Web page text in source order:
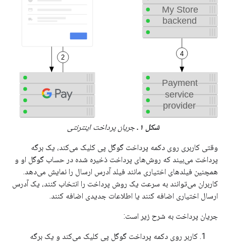
شکل ۱. جریان پرداخت اینترنتی
وقتی کاربری روی دکمه پرداخت گوگل پی کلیک می‌کند، یک برگه
پرداخت می‌بیند که روش‌های پرداخت ذخیره شده در حساب گوگل او و
همچنین فیلدهای اختیاری مانند فیلد آدرس ارسال را نمایش می‌دهد.
کاربران می‌توانند به سرعت یک روش پرداخت را انتخاب کنند، یک آدرس
ارسال اختیاری اضافه کنند یا اطلاعات جدیدی اضافه کنند.
جریان پرداخت به شرح زیر است:
کاربر روی دکمه پرداخت گوگل پی کلیک می‌کند و یک برگه